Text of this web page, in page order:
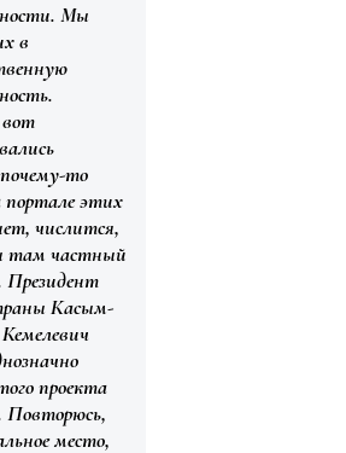
Мы
в
то
портале этих
числится,
там частный
Президент
Касым-
проекта
Повторюсь,
место,